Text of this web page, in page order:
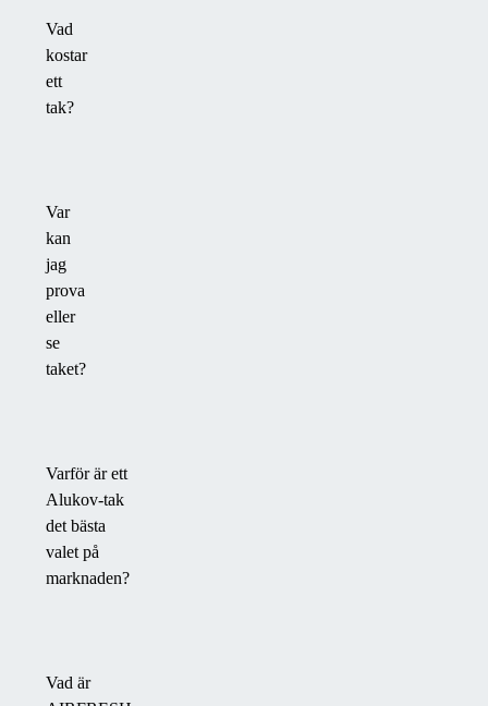
Vad
kostar
ett
tak?
Var
kan
jag
prova
eller
se
taket?
Varför är ett
Alukov-tak
det bästa
valet på
marknaden?
Vad är